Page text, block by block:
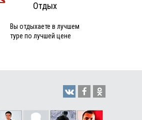
Отдых
Вы отдыхаете в лучшем
туре по лучшей цене